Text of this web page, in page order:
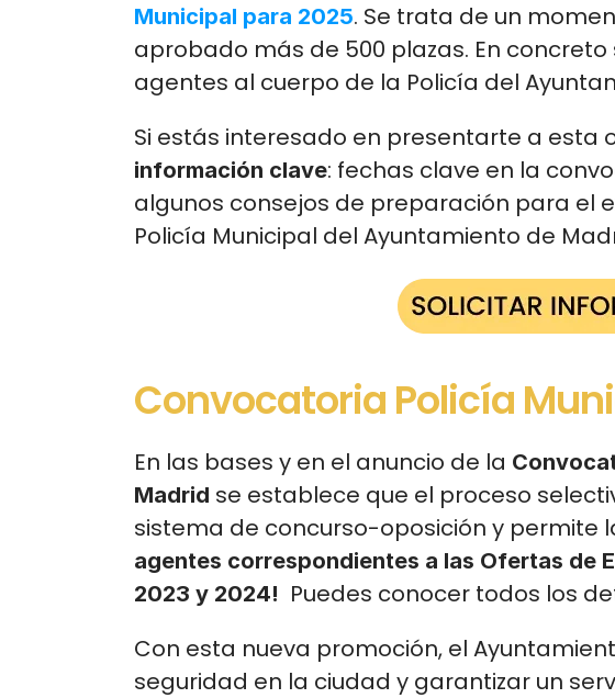
Municipal para 2025. Se trata de un
aprobado más de 500 plazas. En
agentes al cuerpo de la Policía del
Si estás interesado en presentarte a esta
información clave: fechas clave en la
algunos consejos de preparación para el
Policía Municipal del Ayuntamiento de
Convocatoria Policía
En las bases y en el anuncio de la
Madrid se establece que el proceso
sistema de concurso-oposición y permite
agentes correspondientes a las Ofertas de
2023 y 2024! Puedes conocer todos los
Con esta nueva promoción, el
seguridad en la ciudad y garantizar un